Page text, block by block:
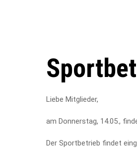
Liebe Mitglieder,
am Donnerstag, 14.05.,
Der Sportbetrieb findet